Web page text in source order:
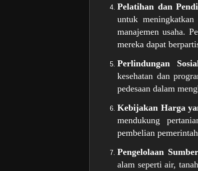
Pelatihan dan
untuk
manajemen usaha.
mereka dapat
Perlindungan
kesehatan dan
pedesaan dalam
Kebijakan Harga
mendukung
pembelian
Pengelolaan
alam seperti air,